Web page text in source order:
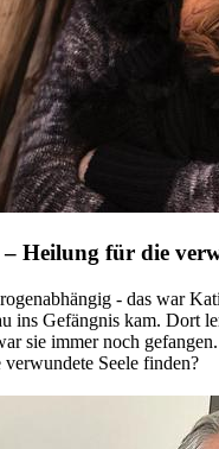
Heilung für die
- das war
ins Gefängnis kam. Dort
sie immer noch
Seele finden?